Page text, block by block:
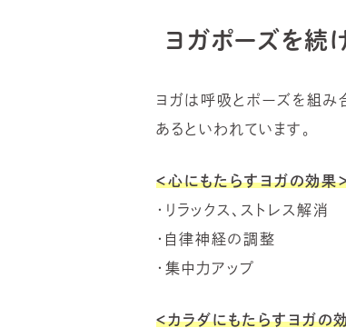
ヨガポーズを続
ヨガは呼吸とポーズを組み
あるといわれています。
＜心にもたらすヨガの効果
・リラックス、ストレス解消
・自律神経の調整
・集中力アップ
＜カラダにもたらすヨガの